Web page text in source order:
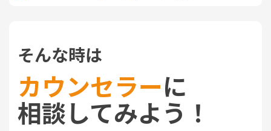
そんな時は
カウンセラーに
相談してみよう！